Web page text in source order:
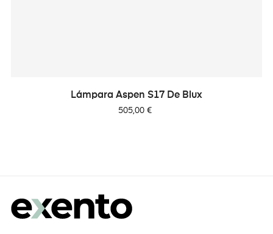
Lámpara Aspen S17 De Blux
Precio
505,00 €